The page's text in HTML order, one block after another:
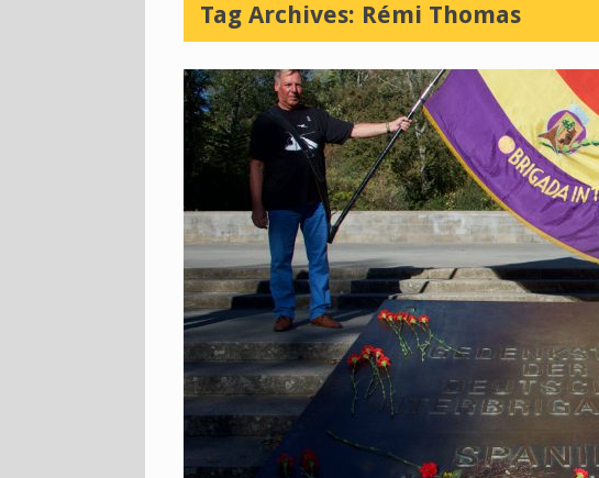
Tag Archives: Rémi Thomas